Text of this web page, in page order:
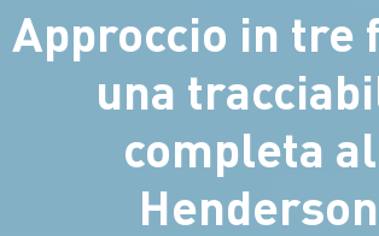
Approccio in tre
una
completa